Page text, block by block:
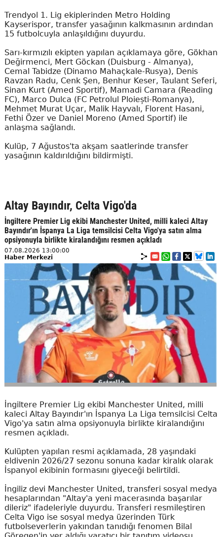
Trendyol 1. Lig ekiplerinden Metro Holding
Kayserispor, transfer yasağının kalkmasının ardından
15 futbolcuyla anlaşıldığını duyurdu.
Sarı-kırmızılı ekipten yapılan açıklamaya göre, Gökhan
Değirmenci, Mert Göckan (Duisburg - Almanya),
Cemal Tabidze (Dinamo Mahaçkale-Rusya), Denis
Ravzan Radu, Cenk Şen, Benhur Keser, Taulant Seferi,
Sinan Kurt (Amed Sportif), Mamadi Camara (Reading
FC), Marco Dulca (FC Petrolul Ploiești-Romanya),
Mehmet Murat Uçar, Malik Hayvalı, Florent Hasani,
Fethi Özer ve Daniel Moreno (Amed Sportif) ile
anlaşma sağlandı.
Kulüp, 7 Ağustos'ta akşam saatlerinde transfer
yasağının kaldırıldığını bildirmişti.
Altay Bayındır, Celta Vigo'da
İngiltere Premier Lig ekibi Manchester United, milli kaleci Altay
Bayındır'ın İspanya La Liga temsilcisi Celta Vigo'ya satın alma
opsiyonuyla birlikte kiralandığını resmen açıkladı
07.08.2026 13:00:00
Haber Merkezi
İngiltere Premier Lig ekibi Manchester United, milli
kaleci Altay Bayındır'ın İspanya La Liga temsilcisi Celta
Vigo'ya satın alma opsiyonuyla birlikte kiralandığını
resmen açıkladı.
Kulüpten yapılan resmi açıklamada, 28 yaşındaki
eldivenin 2026/27 sezonu sonuna kadar kiralık olarak
İspanyol ekibinin formasını giyeceği belirtildi.
İngiliz devi Manchester United, transferi sosyal medya
hesaplarından "Altay'a yeni macerasında başarılar
dileriz" ifadeleriyle duyurdu. Transferi resmileştiren
Celta Vigo ise sosyal medya üzerinden Türk
futbolseverlerin yakından tanıdığı fenomen Bilal